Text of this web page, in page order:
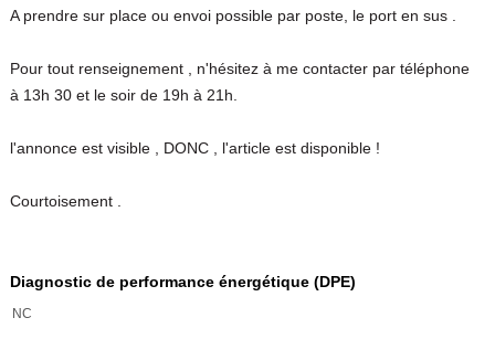
A prendre sur place ou envoi possible par poste, le port en sus .
Pour tout renseignement , n'hésitez à me contacter par téléphone
à 13h 30 et le soir de 19h à 21h.
l'annonce est visible , DONC , l'article est disponible !
Courtoisement .
Diagnostic de performance énergétique (DPE)
NC